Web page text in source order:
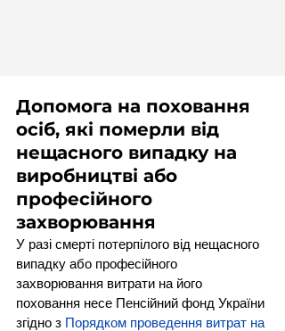
Допомога на поховання
осіб, які померли від
нещасного випадку на
виробництві або
професійного
захворювання
У разі смерті потерпілого від нещасного
випадку або професійного
захворювання витрати на його
поховання несе Пенсійний фонд України
згідно з Порядком проведення витрат на